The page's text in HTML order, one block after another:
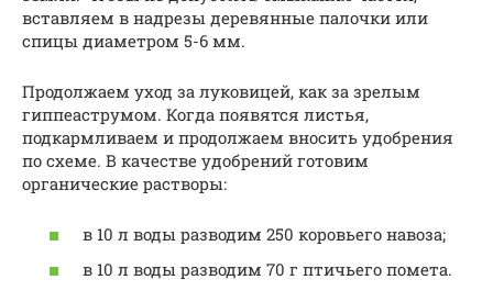
вставляем в надрезы деревянные палочки или
спицы диаметром 5-6 мм.
Продолжаем уход за луковицей, как за зрелым
гиппеаструмом. Когда появятся листья,
подкармливаем и продолжаем вносить удобрения
по схеме. В качестве удобрений готовим
органические растворы:
в 10 л воды разводим 250 коровьего навоза;
в 10 л воды разводим 70 г птичьего помета.